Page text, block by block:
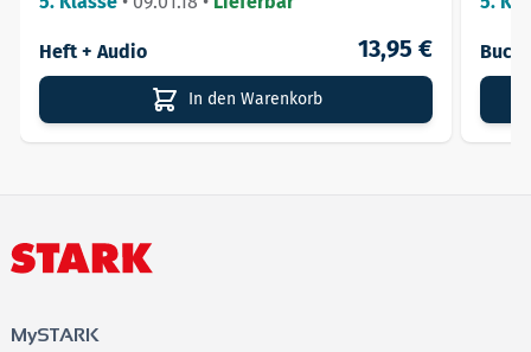
Heft + Audio 13,95 €
In den Warenkorb
Buch
MySTARK